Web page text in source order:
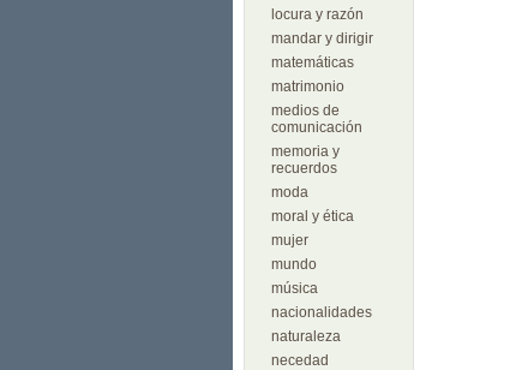
locura y razón
mandar y dirigir
matemáticas
matrimonio
medios de
comunicación
memoria y
recuerdos
moda
moral y ética
mujer
mundo
música
nacionalidades
naturaleza
necedad